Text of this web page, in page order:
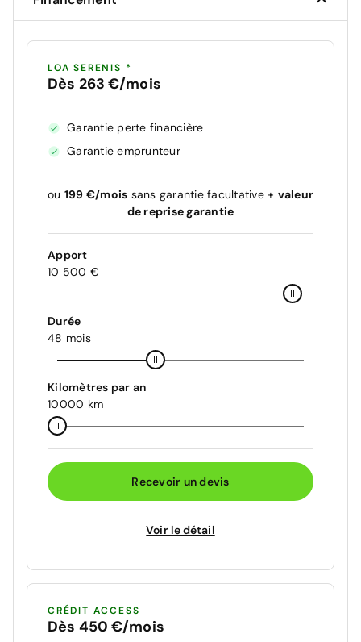
LOA SERENIS *
Dès 263 €/mois
Garantie perte financière
Garantie emprunteur
ou 199 €/mois sans garantie facultative + valeur
de reprise garantie
Apport
10 500 €
Durée
48 mois
Kilomètres par an
10000 km
Recevoir un devis
Voir le détail
CRÉDIT ACCESS
Dès 450 €/mois